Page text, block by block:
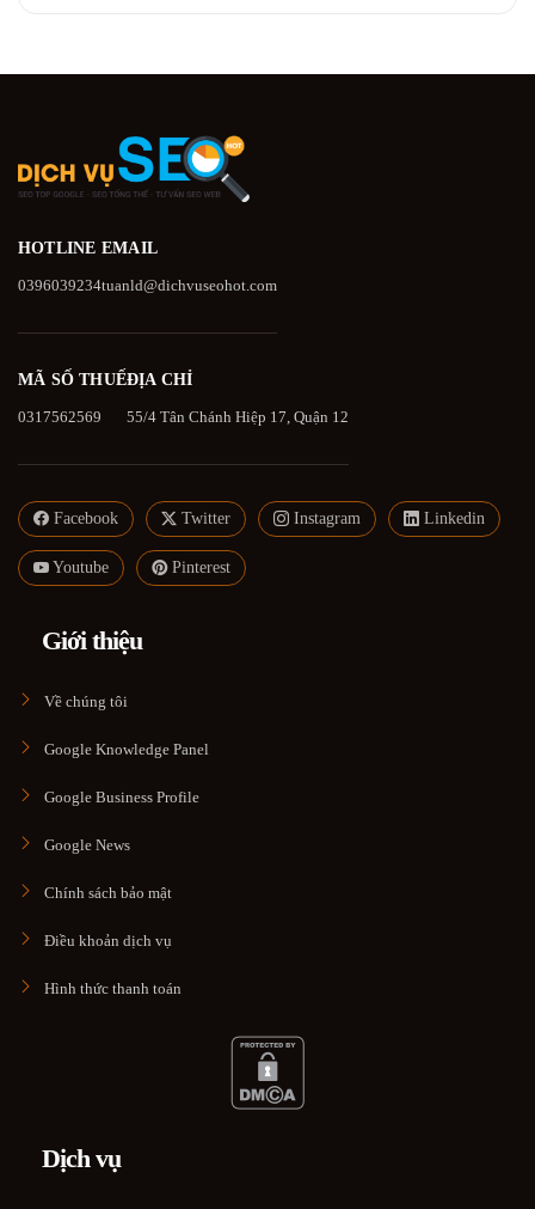
HOTLINE
0396039234
EMAIL
tuanld@dichvuseohot.com
MÃ SỐ THUẾ
0317562569
ĐỊA CHỈ
55/4 Tân Chánh Hiệp 17, Quận 12
Facebook Twitter Instagram Linkedin
Youtube Pinterest
Giới thiệu
Về chúng tôi
Google Knowledge Panel
Google Business Profile
Google News
Chính sách bảo mật
Điều khoản dịch vụ
Hình thức thanh toán
Dịch vụ